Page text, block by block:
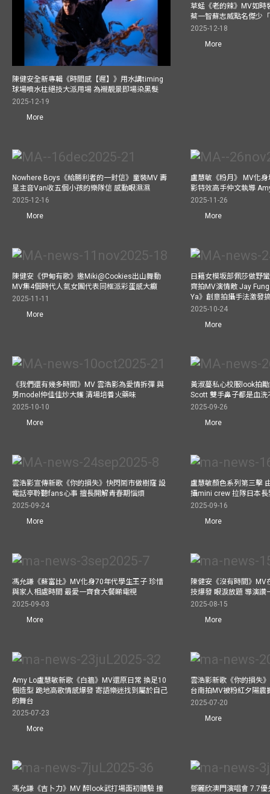
陳健安全新專輯《時間感【遲】》用水講timing
球場噴水柱絕技大派用場 為襯靚景即場染黑髮
2025-12-19
More
草蜢《老的辣》MV如時
蔡一智蘇志威點名傑少
2025-12-18
More
Nowhere Boys《給勝利者的一封信》童裝MV 壽
星主音Van收五個小孩的樂隊信 感動眼濕濕
2025-12-16
More
盧慧敏《粉月》 MV化
影特效高手仲文執導
2025-11-26
More
陳健安《伊甸有歌》邀Miki@Cookies出山舞動
MV集4個時代人氣女團代表同框派彩蛋感大癲
2025-11-11
More
日籍女模坂部佩莎做野
齊拍MV演情敵 Jay
Ya》創意拍攝手法激發
2025-10-24
More
《我們還有幾多時間》MV 雲浩影為愛情拆彈 與
男model仲佳佳炒大鑊 清場培養火藥味
2025-10-10
More
黃淑蔓私心校服look拍
Scott 雙手鼻子都是血洗
2025-09-26
More
雲浩影宣傳新歌《你的損失》快閃鬧市做樹窿 設
電話亭聆聽fans心事 擅長開解青春期惱煩
2025-09-24
More
盧慧敏顏色系列第三擊
攝mini crew 拉隊日本長
2025-09-16
More
馮允謙《蘇富比》MV化身70年代學生王子 珍惜
與家人相處時間 最愛一齊食大餐睇電視
2025-09-03
More
陳健安《沒有時間》MV
技爆發 眼淚放題 導演
2025-08-15
More
Amy Lo盧慧敏新歌《白牆》MV還原日常 換足10
個造型 跪地高歌情感爆發 寄語樂迷找到屬於自己
的舞台
2025-07-23
More
雲浩影新歌《你的損失
台南拍MV被粉紅夕陽震
2025-07-20
More
馮允謙《吉卜力》MV 醉look武打場面初體驗 撞
鄧麗欣澳門演唱會 7.7